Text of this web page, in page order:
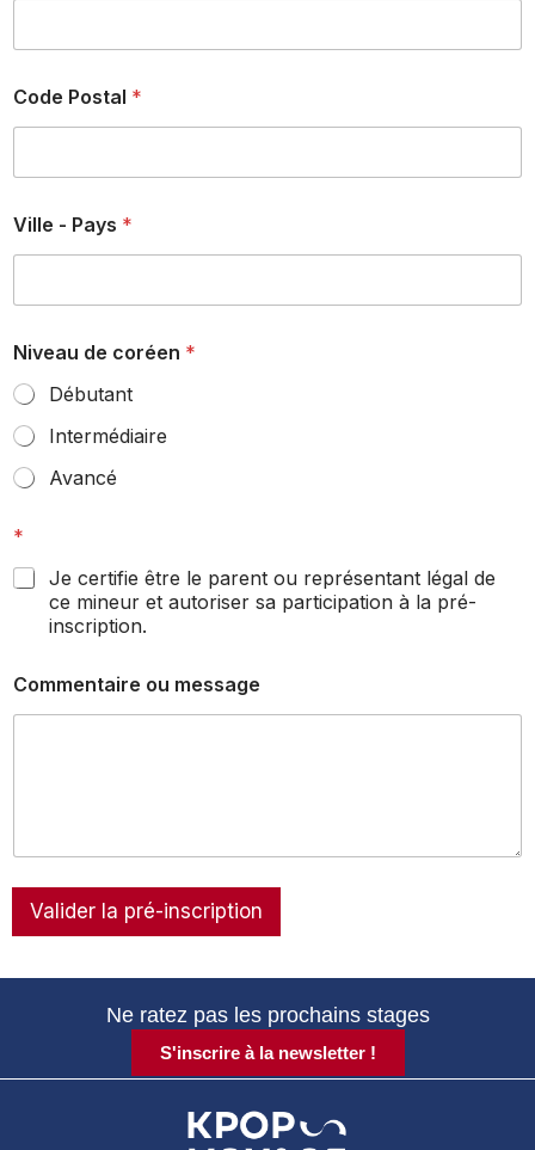
n
l
s
Code Postal *
Ville - Pays *
Niveau de coréen *
Débutant
Intermédiaire
Avancé
*
Je certifie être le parent ou représentant légal de
ce mineur et autoriser sa participation à la pré-
inscription.
Commentaire ou message
Valider la pré-inscription
Ne ratez pas les prochains stages
S'inscrire à la newsletter !